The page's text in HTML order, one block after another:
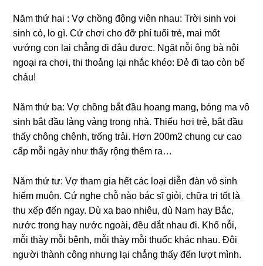
Năm thứ hai : Vợ chồng động viên nhau: Trời sinh voi
sinh cỏ, lo gì. Cứ chơi cho đỡ phí tuổi trẻ, mai mốt
vướng con lại chẳng đi đâu được. Ngặt nỗi ông bà nội
ngoại ra chơi, thi thoảng lại nhắc khéo: Đẻ đi tao còn bế
cháu!
Năm thứ ba: Vợ chồng bắt đầu hoang mang, bóng ma vô
sinh bắt đầu lảng vảng trong nhà. Thiếu hơi trẻ, bắt đầu
thấy chông chênh, trống trải. Hơn 200m2 chung cư cao
cấp mỗi ngày như thấy rộng thêm ra…
Năm thứ tư: Vợ tham gia hết các loại diễn đàn vô sinh
hiếm muộn. Cứ nghe chỗ nào bác sĩ giỏi, chữa trị tốt là
thu xếp đến ngay. Dù xa bao nhiêu, dù Nam hay Bắc,
nước trong hay nước ngoài, đều dắt nhau đi. Khổ nỗi,
mỗi thày mỗi bệnh, mỗi thày mỗi thuốc khác nhau. Đôi
người thành công nhưng lại chẳng thấy đến lượt mình.